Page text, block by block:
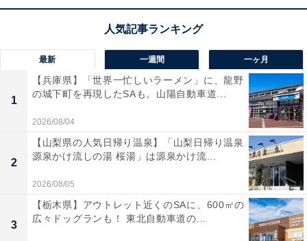
【ひらがなクイズ】空欄を埋めて4つの言葉を完
成させよう！ ひらめき力が試される問題
1 2
最新 一週間 一ヶ月
1
【兵庫県】「世界一忙しいラーメン」に、龍野
の城下町を再現したSAも。山陽自動車道...
2026/08/04
2
【山梨県の人気日帰り温泉】「山梨日帰り温泉
源泉かけ流しの湯 桜湯」は源泉かけ流...
2026/08/05
3
【栃木県】アウトレット近くのSAに、600㎡の
広々ドッグランも！ 東北自動車道の...